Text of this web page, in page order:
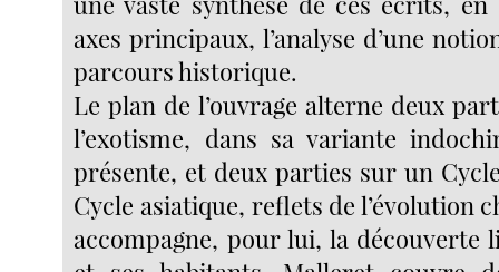
axes principaux, l’analyse d’une
parcours historique.
Le plan de l’ouvrage alterne deux
l’exotisme, dans sa variante
présente, et deux parties sur un
Cycle asiatique, reﬂets de l’évolution
accompagne, pour lui, la découverte